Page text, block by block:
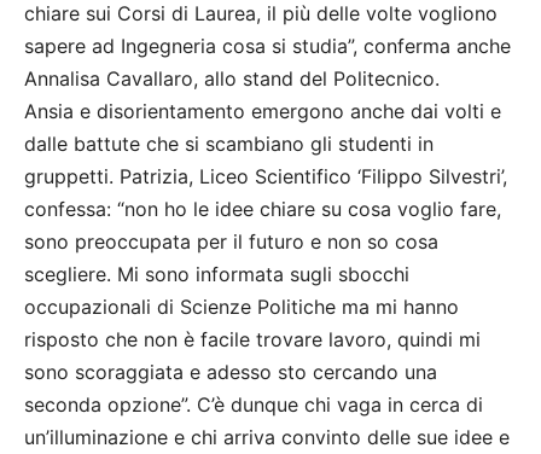
chiare sui Corsi di Laurea, il più delle volte vogliono
sapere ad Ingegneria cosa si studia”, conferma anche
Annalisa Cavallaro, allo stand del Politecnico.
Ansia e disorientamento emergono anche dai volti e
dalle battute che si scambiano gli studenti in
gruppetti. Patrizia, Liceo Scientifico ‘Filippo Silvestri’,
confessa: “non ho le idee chiare su cosa voglio fare,
sono preoccupata per il futuro e non so cosa
scegliere. Mi sono informata sugli sbocchi
occupazionali di Scienze Politiche ma mi hanno
risposto che non è facile trovare lavoro, quindi mi
sono scoraggiata e adesso sto cercando una
seconda opzione”. C’è dunque chi vaga in cerca di
un’illuminazione e chi arriva convinto delle sue idee e